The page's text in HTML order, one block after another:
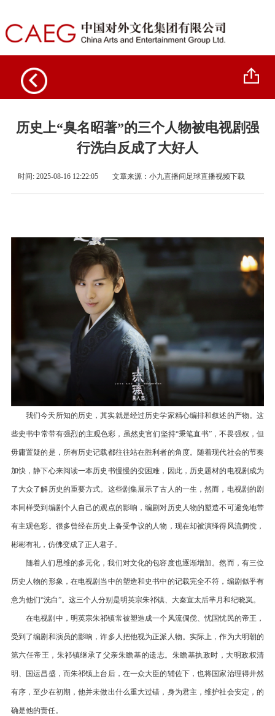
历史上“臭名昭著”的三个人物被电视剧强
行洗白反成了大好人
时间: 2025-08-16 12:22:05 文章来源： 小九直播间足球直播视频下载
我们今天所知的历史，其实就是经过历史学家精心编排和叙述的产物。这
些史书中常带有强烈的主观色彩，虽然史官们坚持“秉笔直书”，不畏强权，但
毋庸置疑的是，所有历史记载都往往站在胜利者的角度。随着现代社会的节奏
加快，静下心来阅读一本历史书慢慢的变困难，因此，历史题材的电视剧成为
了大众了解历史的重要方式。这些剧集展示了古人的一生，然而，电视剧的剧
本同样受到编剧个人自己的观点的影响，编剧对历史人物的塑造不可避免地带
有主观色彩。很多曾经在历史上备受争议的人物，现在却被演绎得风流倜傥，
彬彬有礼，仿佛变成了正人君子。
随着人们思维的多元化，我们对文化的包容度也逐渐增加。然而，有三位
历史人物的形象，在电视剧当中的塑造和史书中的记载完全不符，编剧似乎有
意为他们“洗白”。这三个人分别是明英宗朱祁镇、大秦宣太后芈月和纪晓岚。
在电视剧中，明英宗朱祁镇常被塑造成一个风流倜傥、忧国忧民的帝王，
受到了编剧和演员的影响，许多人把他视为正派人物。实际上，作为大明朝的
第六任帝王，朱祁镇继承了父亲朱瞻基的遗志。朱瞻基执政时，大明政权清
明、国运昌盛，而朱祁镇上台后，在一众大臣的辅佐下，也将国家治理得井然
有序，至少在初期，他并未做出什么重大过错，身为君主，维护社会安定，的
确是他的责任。